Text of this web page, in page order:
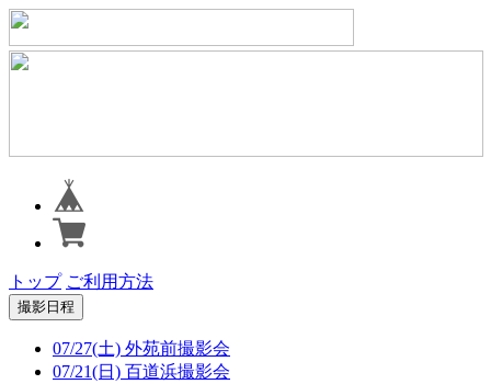
トップ ご利用方法
撮影日程
07/27(土) 外苑前撮影会
07/21(日) 百道浜撮影会